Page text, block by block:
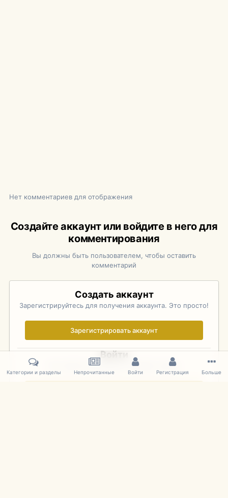
Нет комментариев для отображения
Создайте аккаунт или войдите в него для
комментирования
Вы должны быть пользователем, чтобы оставить
комментарий
Создать аккаунт
Зарегистрируйтесь для получения аккаунта. Это просто!
Зарегистрировать аккаунт
Войти
Уже зарегистрированы? Войдите здесь.
Категории и разделы Непрочитанные Войти Регистрация Больше